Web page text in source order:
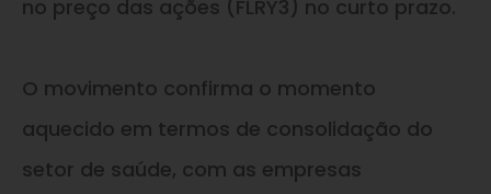
no preço das ações (FLRY3) no curto prazo.
O movimento confirma o momento
aquecido em termos de consolidação do
setor de saúde, com as empresas